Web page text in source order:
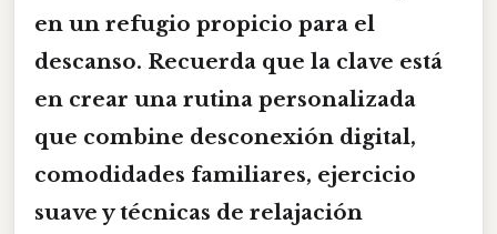
en un refugio propicio para el
descanso. Recuerda que la clave está
en crear una rutina personalizada
que combine desconexión digital,
comodidades familiares, ejercicio
suave y técnicas de relajación